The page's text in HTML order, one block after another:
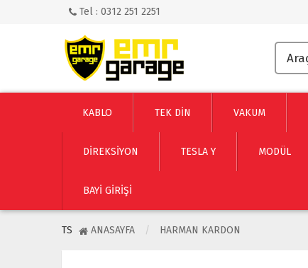
Tel : 0312 251 2251
KABLO TEK DİN VAKUM
DİREKSİYON TESLA Y MODÜL
BAYI GIRIŞI
TS ANASAYFA HARMAN KARDON